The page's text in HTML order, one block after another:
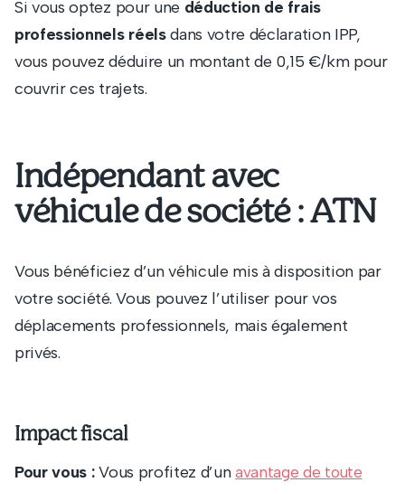
Si vous optez pour une déduction de frais
professionnels réelsdans votre déclaration IPP,
vous pouvez déduire un montant de 0,15 €/km pour
couvrir ces trajets.
Indépendant avec
véhicule de société : ATN
Vous bénéficiez d’un véhicule mis à disposition par
votre société. Vous pouvez l’utiliser pour vos
déplacements professionnels, mais également
privés.
Impact fiscal
Pour vous :Vous profitez d’unavantage de toute